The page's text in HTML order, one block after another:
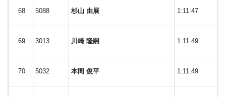
68 5088 杉山 由展 1:11:47
69 3013 川崎 隆嗣 1:11:49
70 5032 本間 俊平 1:11:49